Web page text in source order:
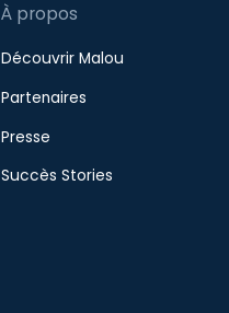
À propos
Découvrir Malou
Partenaires
Presse
Succès Stories